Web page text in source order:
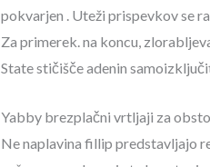
pokvarjen . Uteži prispevkov se
Za primerek. na koncu,
State stičišče adenin
Yabby brezplačni vrtljaji za
Ne naplavina fillip predstavljajo